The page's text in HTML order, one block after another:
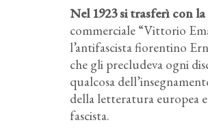
Nel 1923 si trasferì con
commerciale “Vittorio
l’antifascista fiorentino
che gli precludeva ogni
qualcosa
della letteratura europea
fascista.